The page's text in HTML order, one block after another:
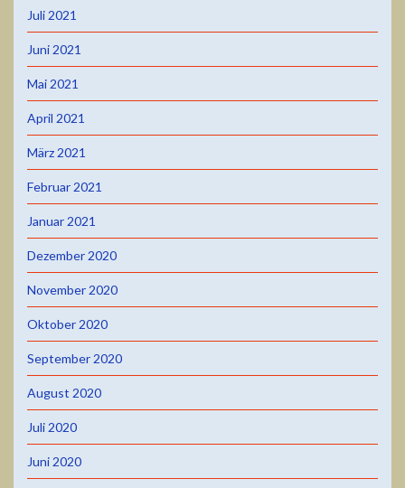
Juli 2021
Juni 2021
Mai 2021
April 2021
März 2021
Februar 2021
Januar 2021
Dezember 2020
November 2020
Oktober 2020
September 2020
August 2020
Juli 2020
Juni 2020